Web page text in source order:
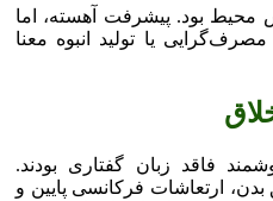
محیط بود. پیشرفت آهسته، اما
یا تولید انبوه معنا
فاقد زبان گفتاری بودند.
ارتعاشات فرکانسی پایین و